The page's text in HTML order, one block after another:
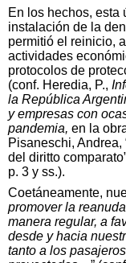
En los hechos, esta
instalación de la
permitió el reinicio,
actividades
protocolos de
(conf. Heredia, P.,
la República
y empresas con
pandemia, en la
Pisaneschi,
del diritto
p. 3 y ss.).
Coetáneamente,
promover la
manera regular, a
desde y hacia
tanto a los